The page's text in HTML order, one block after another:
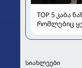
TOP 5 კაბა
რომლებიც
სიახლეები